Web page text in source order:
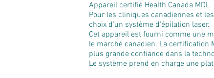
Appareil certifié Health Canada MDL
Pour les cliniques canadiennes et
choix d’un système d’épilation laser.
Cet appareil est fourni comme une
le marché canadien. La certification
plus grande confiance dans la
Le système prend en charge une